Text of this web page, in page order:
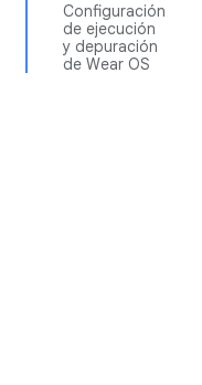
Configuración
de ejecución
y depuración
de Wear OS